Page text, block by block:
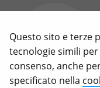
Questo sito e terze
tecnologie simili
consenso, anche
specificato nella